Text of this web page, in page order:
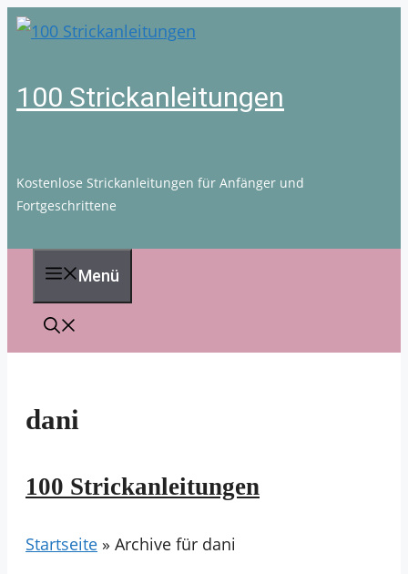
Zum
100 Strickanleitungen
Kostenlose Strickanleitungen für Anfänger und
Fortgeschrittene
Menü
dani
100 Strickanleitungen
Startseite » Archive für dani